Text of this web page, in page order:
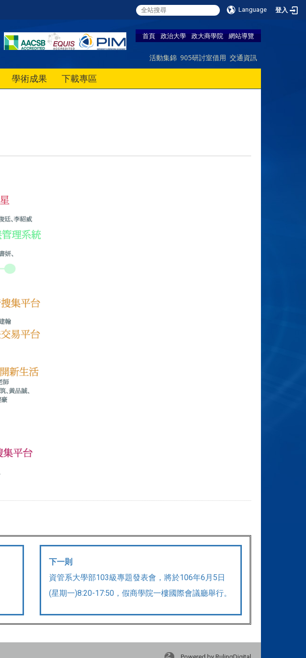
Language 登入
首頁 政治大學 政大商學院 網站導覽
活動集錦 905研討室借用 交通資訊
學術成果 下載專區
下一則
資管系大學部103級專題發表會，將於106年6月5日
(星期一)8:20-17:50，假商學院一樓國際會議廳舉行。